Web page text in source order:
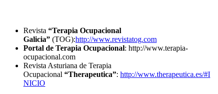
Revista “Terapia Ocupacional
Galicia” (TOG):http://www.revistatog.com
Portal de Terapia Ocupacional: http://www.terapia-
ocupacional.com
Revista Asturiana de Terapia
Ocupacional “Therapeutica”: http://www.therapeutica.es/#I
NICIO